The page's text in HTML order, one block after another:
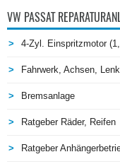
VW PASSAT
4-Zyl. Einspritzmotor
Fahrwerk, Achsen,
Bremsanlage
Ratgeber Räder, Reifen
Ratgeber